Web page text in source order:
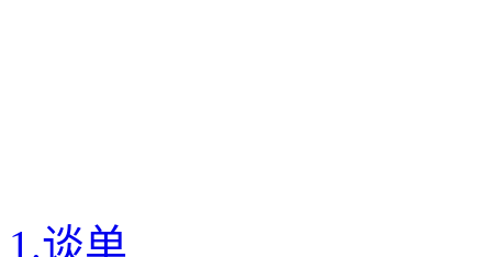
1.谈单